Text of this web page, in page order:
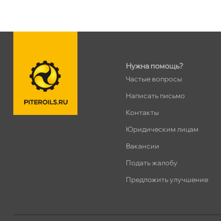
пр.Науки 10к1 (2 этаж)
ПН–ВС
Ленинский пр. 92 к.1
0 шт
Нужна помощь?
Частые вопросы
Написать письмо
Контакты
Юридическим лицам
акансии
Подать жалобу
Предложить улучшение